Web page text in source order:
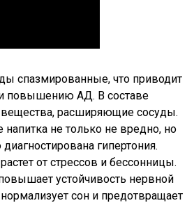
спазмированные, что приводит
повышению АД. В составе
вещества, расширяющие сосуды.
напитка не только не вредно, но
гипертония.
от стрессов и бессонницы.
устойчивость нервной
сон и предотвращает